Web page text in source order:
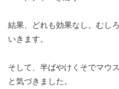
結果、どれも効果なし。むし
いきます。
そして、半ばやけくそでマウ
と気づきました。